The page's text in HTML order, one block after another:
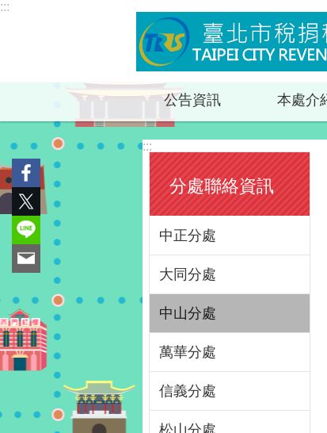
跳到主要內容區塊
:::
公告資訊 本處介
:::
分處聯絡資訊
中正分處
大同分處
中山分處
萬華分處
信義分處